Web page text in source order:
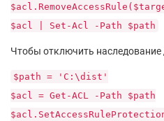
$acl | Set-Acl -Path $path
Чтобы отключить наследование
$path = 'C:\dist'
$acl = Get-ACL -Path $path